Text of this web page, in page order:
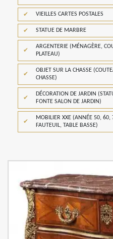
VIEILLES CARTES POSTALES
STATUE DE MARBRE
ARGENTERIE (MÉNAGÈRE,
PLATEAU)
OBJET SUR LA CHASSE
CHASSE)
DÉCORATION DE JARDIN
FONTE SALON DE JARDIN)
MOBILIER XXE (ANNÉE 50,
FAUTEUIL, TABLE BASSE)